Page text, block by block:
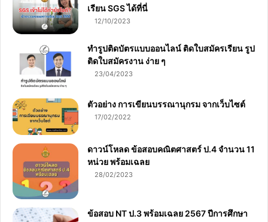
เรียน SGS ได้ที่นี่
12/10/2023
ทำรูปติดบัตรแบบออนไลน์ ติดใบสมัครเรียน รูป
ติดใบสมัครงาน ง่าย ๆ
23/04/2023
ตัวอย่าง การเขียนบรรณานุกรม จากเว็บไซต์
17/02/2022
ดาวน์โหลด ข้อสอบคณิตศาสตร์ ป.4 จำนวน 11
หน่วย พร้อมเฉลย
28/02/2023
ข้อสอบ NT ป.3 พร้อมเฉลย 2567 ปีการศึกษา